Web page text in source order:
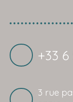
+33 6
3 rue